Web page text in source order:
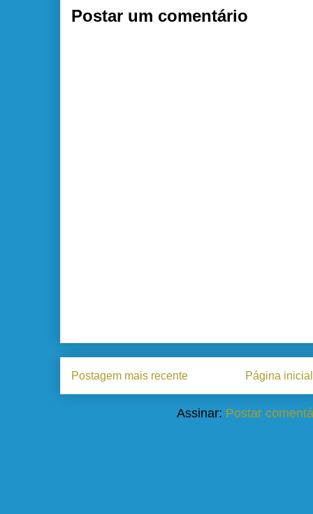
Postar um comentário
Postagem mais recente Página inicial
Assinar: Postar